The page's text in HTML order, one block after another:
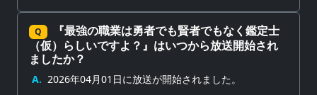
Q
『最強の職業は勇者でも賢者でもなく鑑定士
（仮）らしいですよ？』はいつから放送開始され
ましたか？
A. 2026年04月01日に放送が開始されました。